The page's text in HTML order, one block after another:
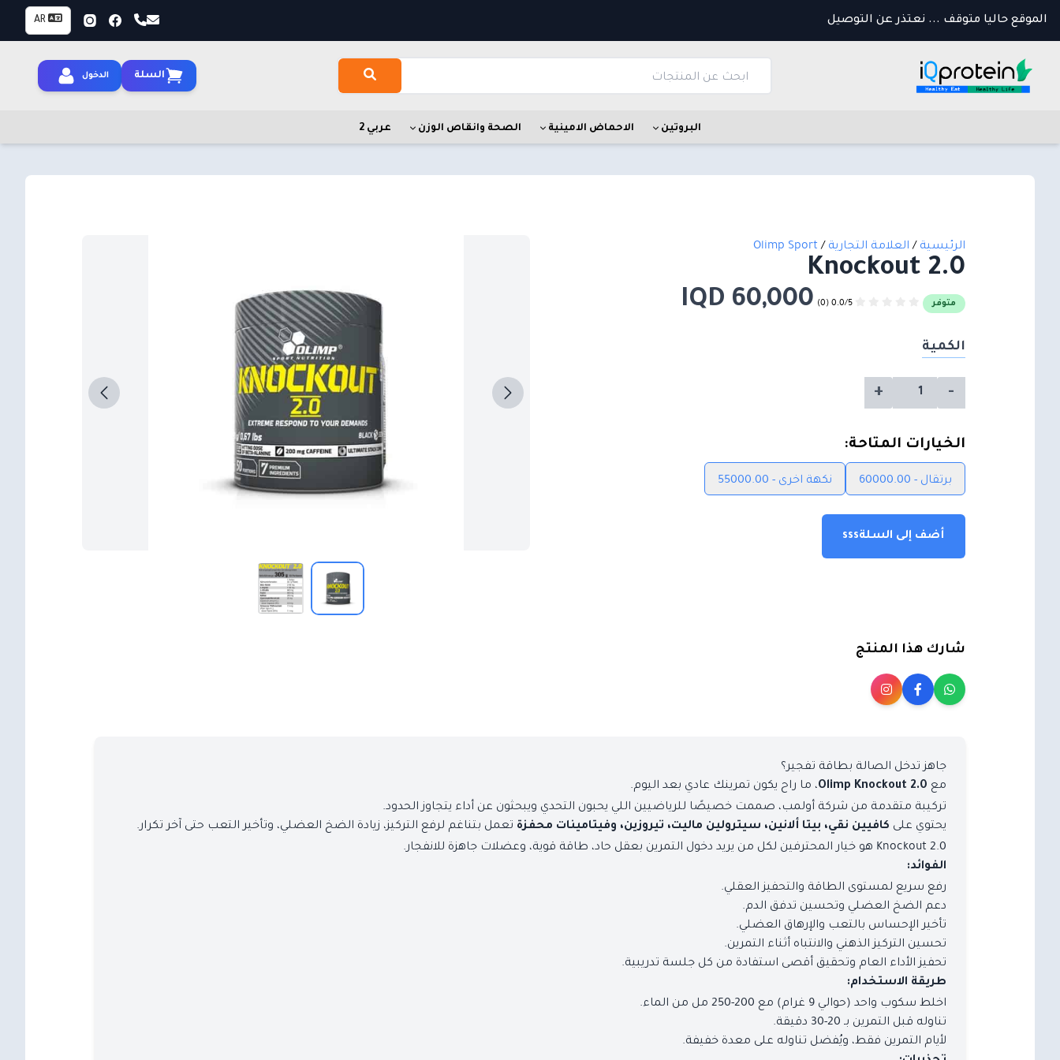
الموقع حاليا متوقف ... نعتذر عن التوصيل
السلة الدخول
البروتين الاحماض الامينية الصحة وانقاص الوزن عربي 2
الرئيسية/العلامة التجارية/
Olimp Sport
Knockout 2.0
متوفر 60,000 IQD
الكمية
-
+
الخيارات المتاحة:
برتقال - 60000.00 نكهة اخرى - 55000.00
أضف إلى السلةsss
شارك هذا المنتج
جاهز تدخل الصالة بطاقة تفجير؟
مع Olimp Knockout 2.0، ما راح يكون تمرينك عادي بعد اليوم.
تركيبة متقدمة من شركة أولمب، صممت خصيصًا للرياضيين اللي يحبون التحدي ويبحثون عن أداء يتجاوز الحدود.
يحتوي على كافيين نقي، بيتا ألانين، سيترولين ماليت، تيروزين، وفيتامينات محفزة تعمل بتناغم لرفع التركيز، زيادة الضخ العضلي، وتأخير التعب حتى آخر تكرار.
Knockout 2.0 هو خيار المحترفين لكل من يريد دخول التمرين بعقل حاد، طاقة قوية، وعضلات جاهزة للانفجار.
الفوائد:
رفع سريع لمستوى الطاقة والتحفيز العقلي.
دعم الضخ العضلي وتحسين تدفق الدم.
تأخير الإحساس بالتعب والإرهاق العضلي.
تحسين التركيز الذهني والانتباه أثناء التمرين.
تحفيز الأداء العام وتحقيق أقصى استفادة من كل جلسة تدريبية.
طريقة الاستخدام:
اخلط سكوب واحد (حوالي 9 غرام) مع 200-250 مل من الماء.
تناوله قبل التمرين بـ 20-30 دقيقة.
لأيام التمرين فقط، ويُفضل تناوله على معدة خفيفة.